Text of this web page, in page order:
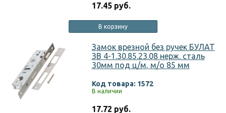
17.45 руб.
В корзину
Замок врезной без ручек БУЛАТ
ЗВ 4-1.30.85.23.08 нерж. сталь
30мм под ц/м, м/о 85 мм
Код товара: 1572
В наличии
17.72 руб.